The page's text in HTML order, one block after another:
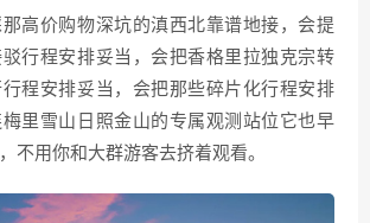
高价购物深坑的滇西北靠谱地接，会提
行程安排妥当，会把香格里拉独克宗转
程安排妥当，会把那些碎片化行程安排
里雪山日照金山的专属观测站位它也早
不用你和大群游客去挤着观看。